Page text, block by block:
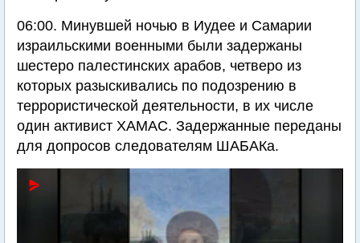
06:00. Минувшей ночью в Иудее и Самарии
израильскими военными были задержаны
шестеро палестинских арабов, четверо из
которых разыскивались по подозрению в
террористической деятельности, в их числе
один активист ХАМАС. Задержанные переданы
для допросов следователям ШАБАКа.